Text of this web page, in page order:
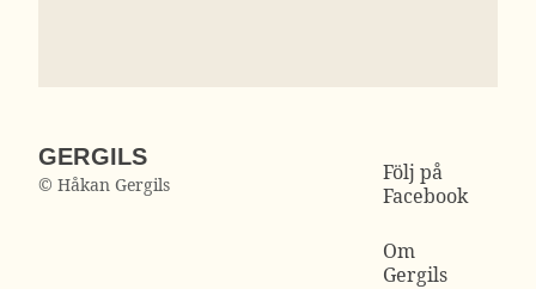
GERGILS
© Håkan Gergils
Följ på
Facebook
Om
Gergils